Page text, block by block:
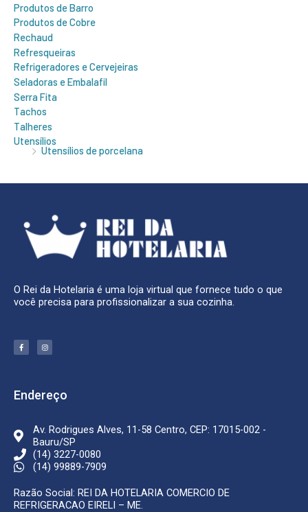
Produtos de Barro
Produtos de Cobre
Rechaud
Refresqueiras
Refrigeradores e Cervejeiras
Seladoras e Embalafil
Serra Fita
Tachos
Talheres
Utensílios
Utensílios de porcelana
O Rei da Hotelaria é uma loja virtual que fornece tudo o que
você precisa para profissionalizar a sua cozinha.
F
a
c
k
-
I
n
s
m
Endereço
Av. Rodrigues Alves, 11-58 Centro, CEP: 17015-002 -
Bauru/SP
(14) 3227-0080
(14) 99889-7909
Razão Social: REI DA HOTELARIA COMERCIO DE
REFRIGERACAO EIRELI – ME.